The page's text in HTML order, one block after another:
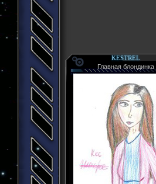
KESTREL
Главная блондинка